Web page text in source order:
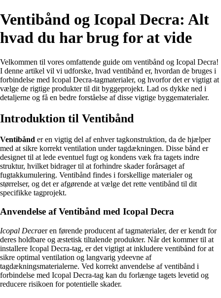
Ventibånd og Icopal Decra: Alt
hvad du har brug for at vide
Velkommen til vores omfattende guide om ventibånd og Icopal Decra!
I denne artikel vil vi udforske, hvad ventibånd er, hvordan de bruges i
forbindelse med Icopal Decra-tagmaterialer, og hvorfor det er vigtigt at
vælge de rigtige produkter til dit byggeprojekt. Lad os dykke ned i
detaljerne og få en bedre forståelse af disse vigtige byggematerialer.
Introduktion til Ventibånd
Ventibånd er en vigtig del af enhver tagkonstruktion, da de hjælper
med at sikre korrekt ventilation under tagdækningen. Disse bånd er
designet til at lede eventuel fugt og kondens væk fra tagets indre
struktur, hvilket bidrager til at forhindre skader forårsaget af
fugtakkumulering. Ventibånd findes i forskellige materialer og
størrelser, og det er afgørende at vælge det rette ventibånd til dit
specifikke tagprojekt.
Anvendelse af Ventibånd med Icopal Decra
Icopal Decraer en førende producent af tagmaterialer, der er kendt for
deres holdbare og æstetisk tiltalende produkter. Når det kommer til at
installere Icopal Decra-tag, er det vigtigt at inkludere ventibånd for at
sikre optimal ventilation og langvarig ydeevne af
tagdækningsmaterialerne. Ved korrekt anvendelse af ventibånd i
forbindelse med Icopal Decra-tag kan du forlænge tagets levetid og
reducere risikoen for potentielle skader.